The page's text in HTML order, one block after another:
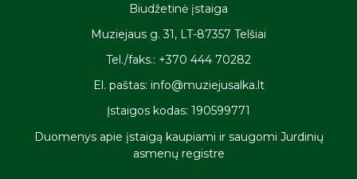
Biudžetinė įstaiga
Muziejaus g. 31, LT-87357 Telšiai
Tel./faks.: +370 444 70282
El. paštas: info@muziejusalka.lt
Įstaigos kodas: 190599771
Duomenys apie įstaigą kaupiami ir saugomi Jurdinių
asmenų registre